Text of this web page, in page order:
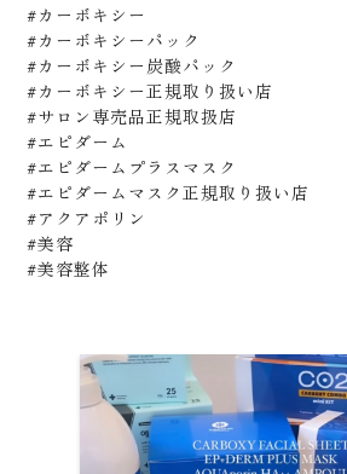
#カーボキシー
#カーボキシーパック
#カーボキシー炭酸パック
#カーボキシー正規取り扱い店
#サロン専売品正規取扱店
#エピダーム
#エピダームプラスマスク
#エピダームマスク正規取り扱い店
#アクアポリン
#美容
#美容整体